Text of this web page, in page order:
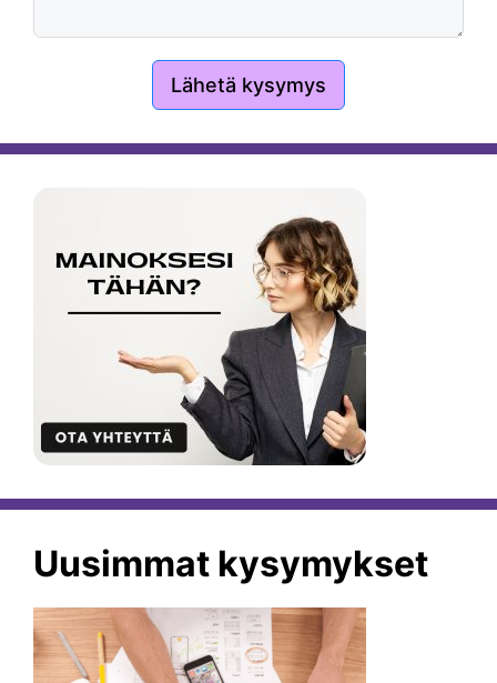
Lähetä kysymys
Uusimmat kysymykset